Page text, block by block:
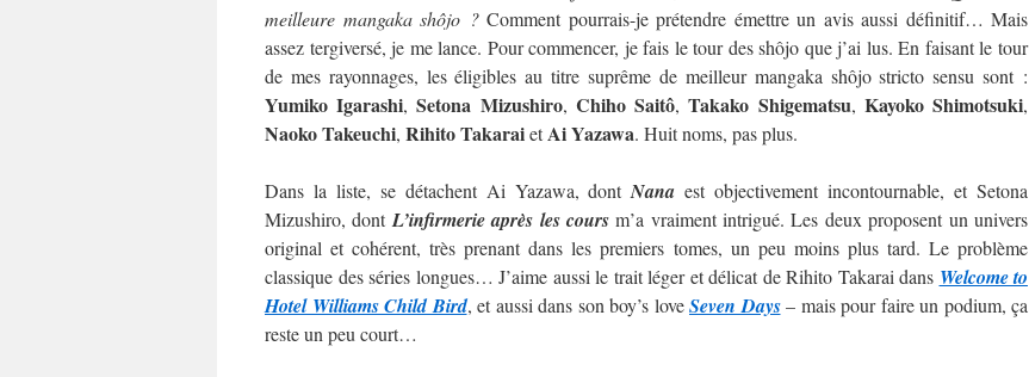
meilleure mangaka shôjo ?Comment pourrais-je prétendre émettre un avis aussi définitif… Mais
assez tergiversé, je me lance. Pour commencer, je fais le tour des shôjo que j’ai lus. En faisant le tour
de mes rayonnages, les éligibles au titre suprême de meilleur mangaka shôjo stricto sensu sont :
Yumiko Igarashi,Setona Mizushiro, Chiho Saitô,Takako Shigematsu, Kayoko Shimotsuki,
NaokoTakeuchi, Rihito TakaraietAiYazawa. Huit noms, pas plus.
Dans la liste, se détachent Ai Yazawa, dontNana est objectivement incontournable, et Setona
Mizushiro, dont L’infirmerie après les coursm’a vraiment intrigué. Les deux proposent un univers
original et cohérent, très prenant dans les premiers tomes, un peu moins plus tard. Le problème
classique des séries longues… J’aime aussi le trait léger et délicat de Rihito Takarai dans Welcome to
Hotel Williams Child Bird, et aussi dans son boy’s loveSeven Days– mais pour faire un podium, ça
reste un peu court…